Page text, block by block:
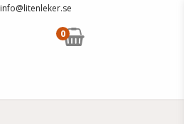
info@litenleker.se
0